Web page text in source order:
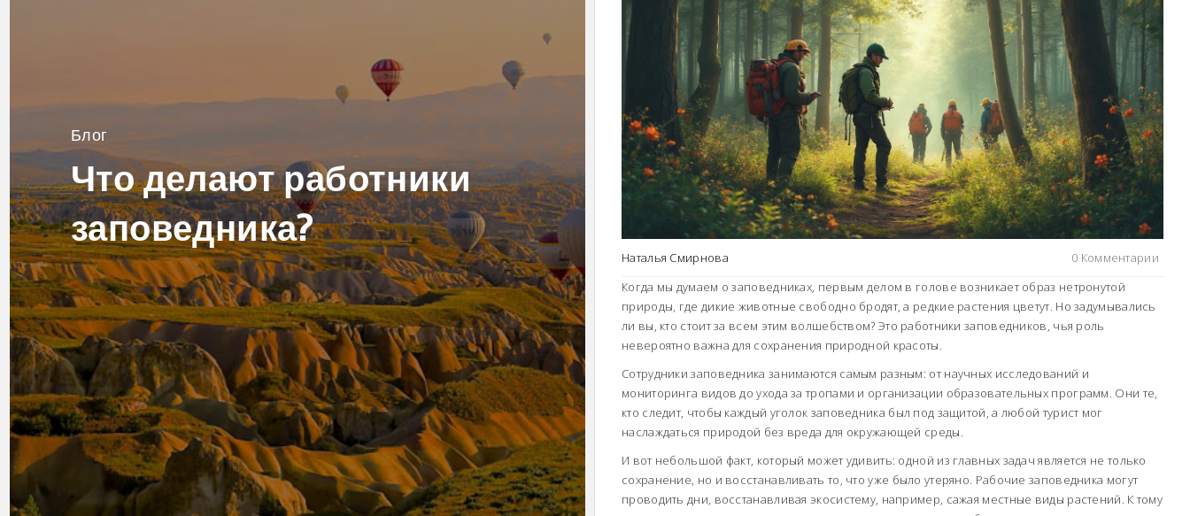
Блог
Что делают работники
заповедника?
Наталья Смирнова
0 Комментарии
Когда мы думаем о заповедниках, первым делом в голове возникает образ нетронутой
природы, где дикие животные свободно бродят, а редкие растения цветут. Но задумывались
ли вы, кто стоит за всем этим волшебством? Это работники заповедников, чья роль
невероятно важна для сохранения природной красоты.
Сотрудники заповедника занимаются самым разным: от научных исследований и
мониторинга видов до ухода за тропами и организации образовательных программ. Они те,
кто следит, чтобы каждый уголок заповедника был под защитой, а любой турист мог
наслаждаться природой без вреда для окружающей среды.
И вот небольшой факт, который может удивить: одной из главных задач является не только
сохранение, но и восстанавливать то, что уже было утеряно. Рабочие заповедника могут
проводить дни, восстанавливая экосистему, например, сажая местные виды растений. К тому